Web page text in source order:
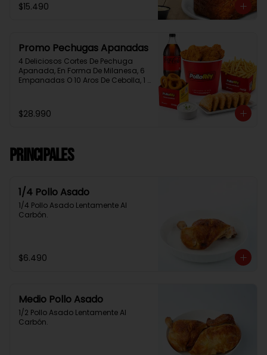
$15.490
Promo Pechugas Apanadas
4 Deliciosos Cortes De Pechuga
Apanada, En Forma De Milanesa, 6
Empanadas O 10 Aros De Cebolla, 1
$28.990
Principales
1/4 Pollo Asado
1/4 Pollo Asado Lentamente Al
Carbón.
$6.490
Medio Pollo Asado
1/2 Pollo Asado Lentamente Al
Carbón.